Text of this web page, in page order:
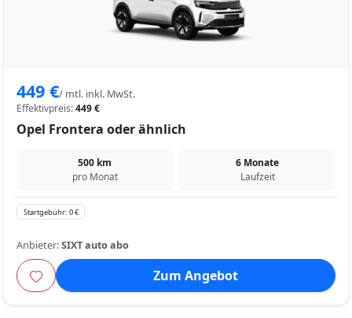
449 €/ mtl. inkl. MwSt.
Effektivpreis:449 €
Opel Frontera oder ähnlich
500 km
pro Monat
6 Monate
Laufzeit
Startgebühr: 0 €
Anbieter:SIXT auto abo
Zum Angebot